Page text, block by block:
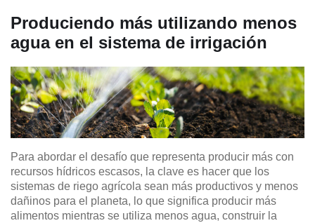
Produciendo más utilizando menos
agua en el sistema de irrigación
Para abordar el desafío que representa producir más con
recursos hídricos escasos, la clave es hacer que los
sistemas de riego agrícola sean más productivos y menos
dañinos para el planeta, lo que significa producir más
alimentos mientras se utiliza menos agua, construir la